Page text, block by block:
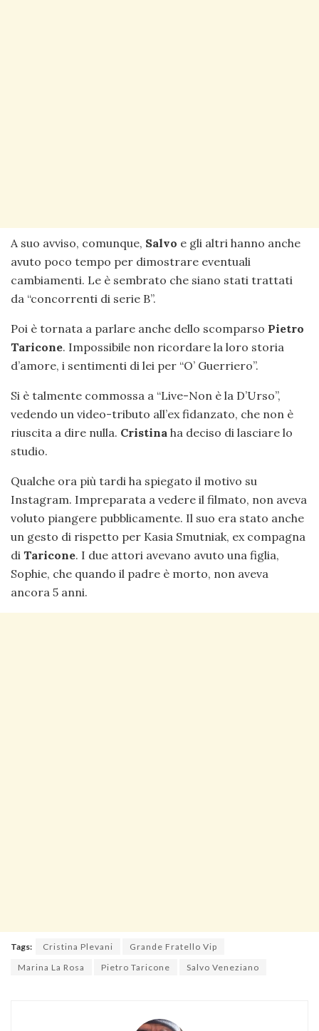
A suo avviso, comunque, Salvo e gli altri hanno anche
avuto poco tempo per dimostrare eventuali
cambiamenti. Le è sembrato che siano stati trattati
da “concorrenti di serie B”.
Poi è tornata a parlare anche dello scomparso Pietro
Taricone. Impossibile non ricordare la loro storia
d’amore, i sentimenti di lei per “O’ Guerriero”.
Si è talmente commossa a “Live-Non è la D’Urso”,
vedendo un video-tributo all’ex fidanzato, che non è
riuscita a dire nulla. Cristina ha deciso di lasciare lo
studio.
Qualche ora più tardi ha spiegato il motivo su
Instagram. Impreparata a vedere il filmato, non aveva
voluto piangere pubblicamente. Il suo era stato anche
un gesto di rispetto per Kasia Smutniak, ex compagna
di Taricone. I due attori avevano avuto una figlia,
Sophie, che quando il padre è morto, non aveva
ancora 5 anni.
Tags: Cristina Plevani
Grande Fratello Vip
Marina La Rosa
Pietro Taricone Salvo Veneziano